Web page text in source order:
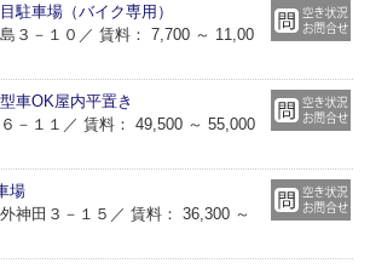
駐車場（バイク専用）
３－１０／ 賃料： 7,700 ～ 11,00
車OK屋内平置き
－１１／ 賃料： 49,500 ～ 55,000
場
神田３－１５／ 賃料： 36,300 ～